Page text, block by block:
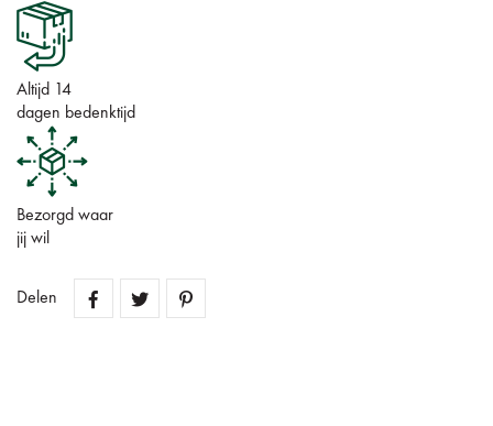
Altijd 14
dagen bedenktijd
Bezorgd waar
jij wil
Delen